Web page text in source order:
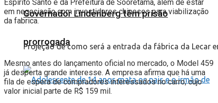
Governador Lindenberg têm prisão
prorrogada
Espírito Santo e da Prefeitura de Sooretama, além de estar
em negociação com investidores chineses para viabilização
da fabrica.
Projeção de como será a entrada da fábrica da Lecar
Mesmo antes do lançamento oficial no mercado, o Model 459
já desperta grande interesse. A empresa afirma que há uma
fila de espera de compradores interessados no carro, cujo
valor inicial parte de R$ 159 mil.